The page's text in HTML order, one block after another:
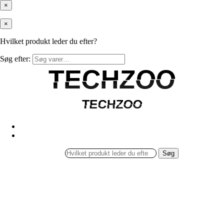
×
×
Hvilket produkt leder du efter?
Søg efter:
TECHZOO
TECHZOO
TECHZOO
TECHZOO
Søg